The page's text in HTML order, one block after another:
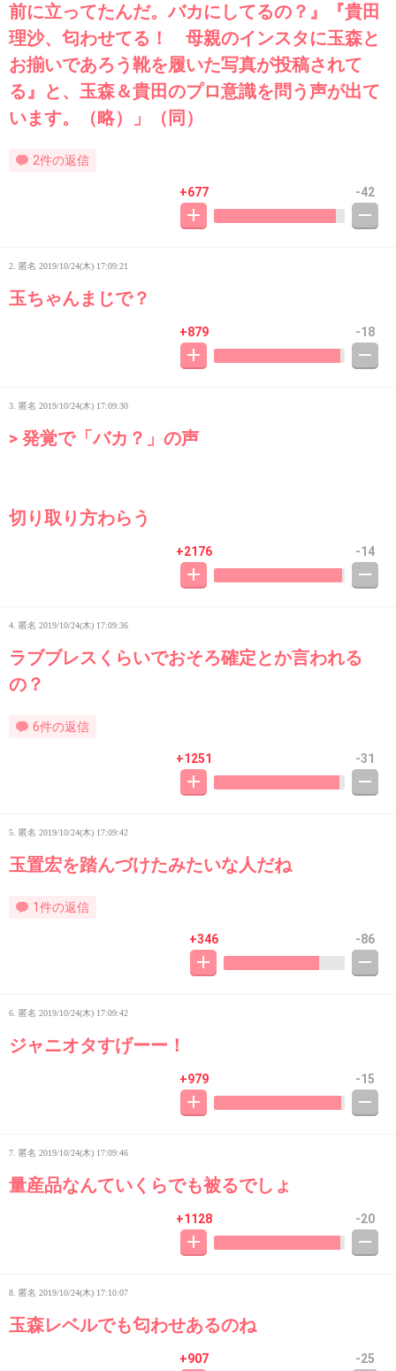
前に立ってたんだ。バカにしてるの？』『貴田
理沙、匂わせてる！ 母親のインスタに玉森と
お揃いであろう靴を履いた写真が投稿されて
る』と、玉森＆貴田のプロ意識を問う声が出て
います。（略）」（同）
2件の返信
+677 -42
2. 匿名 2019/10/24(木) 17:09:21
玉ちゃんまじで？
+879 -18
3. 匿名 2019/10/24(木) 17:09:30
> 発覚で「バカ？」の声
切り取り方わらう
+2176 -14
4. 匿名 2019/10/24(木) 17:09:36
ラブブレスくらいでおそろ確定とか言われる
の？
6件の返信
+1251 -31
5. 匿名 2019/10/24(木) 17:09:42
玉置宏を踏んづけたみたいな人だね
1件の返信
+346 -86
6. 匿名 2019/10/24(木) 17:09:42
ジャニオタすげーー！
+979 -15
7. 匿名 2019/10/24(木) 17:09:46
量産品なんていくらでも被るでしょ
+1128 -20
8. 匿名 2019/10/24(木) 17:10:07
玉森レベルでも匂わせあるのね
+907 -25